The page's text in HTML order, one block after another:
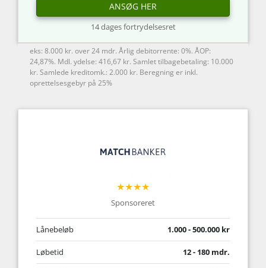
ANSØG HER
14 dages fortrydelsesret
eks: 8.000 kr. over 24 mdr. Årlig debitorrente: 0%. ÅOP:
24,87%. Mdl. ydelse: 416,67 kr. Samlet tilbagebetaling: 10.000
kr. Samlede kreditomk.: 2.000 kr. Beregning er inkl.
oprettelsesgebyr på 25%
★★★★
Sponsoreret
Lånebeløb 1.000 - 500.000 kr
Løbetid 12 - 180 mdr.